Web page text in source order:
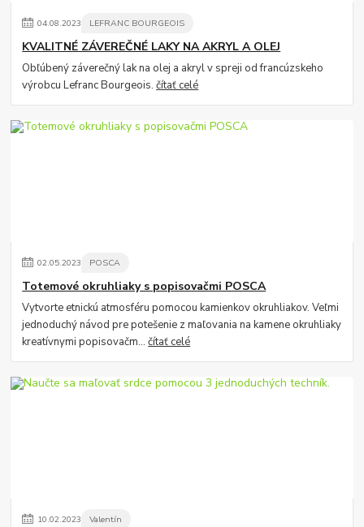
04.08.2023 LEFRANC BOURGEOIS
KVALITNÉ ZÁVEREČNÉ LAKY NA AKRYL A OLEJ
Obľúbený záverečný lak na olej a akryl v spreji od francúzskeho
výrobcu Lefranc Bourgeois.čítať celé
02.05.2023 POSCA
Totemové okruhliaky s popisovačmi POSCA
Vytvorte etnickú atmosféru pomocou kamienkov okruhliakov. Veľmi
jednoduchý návod pre potešenie z maľovania na kamene okruhliaky
kreatívnymi popisovačm...čítať celé
10.02.2023 Valentín